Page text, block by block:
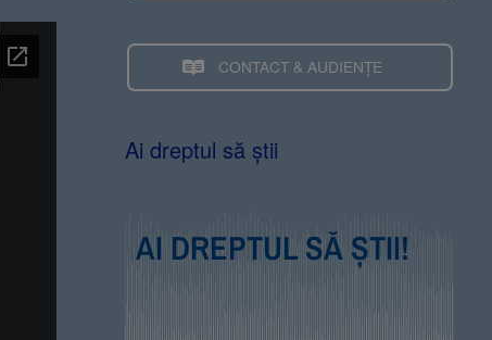
CONTACT & AUDIENȚE
Ai dreptul să știi
AI DREPTUL SĂ ȘTII!